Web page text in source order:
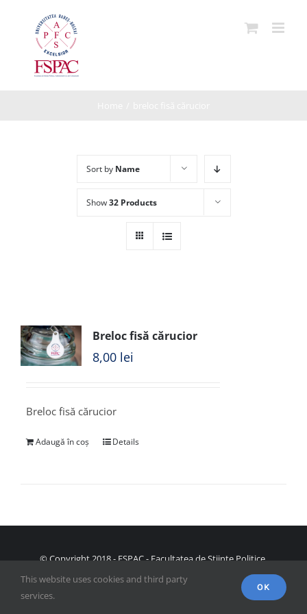
Sort by Name
Show32 Products
Breloc fisă cărucior
8,00 lei
Breloc fisă cărucior
Adaugă în coș Details
© Copyright 2018 - FSPAC - Facultatea de Științe Politice,
Administrative și ale Comunicării
This website uses cookies and third party
services.
OK